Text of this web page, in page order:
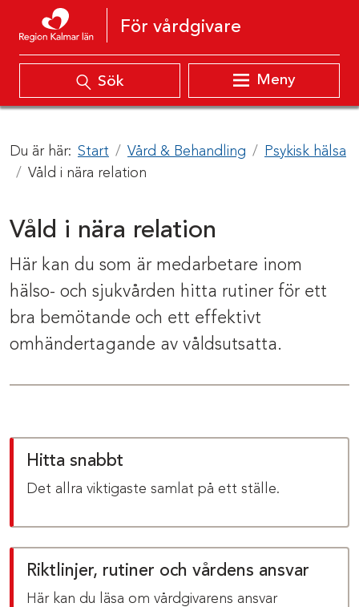
Hoppa till innehåll
För vårdgivare
Sök Meny
Du är här: Start Vård & Behandling
Psykisk hälsa
Våld i nära relation
Våld i nära relation
Här kan du som är medarbetare inom
hälso- och sjukvården hitta rutiner för ett
bra bemötande och ett effektivt
omhändertagande av våldsutsatta.
Hitta snabbt
Det allra viktigaste samlat på ett ställe.
Riktlinjer, rutiner och vårdens ansvar
Här kan du läsa om vårdgivarens ansvar